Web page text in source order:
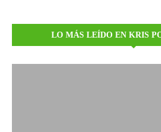
LO MÁS LEÍDO EN KRIS